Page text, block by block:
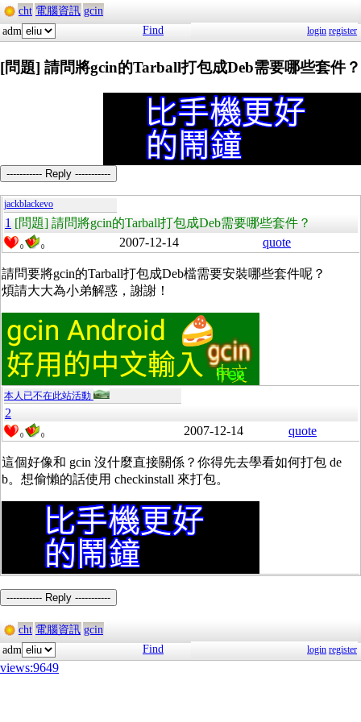
cht 電腦資訊 gcin
adm
Find login register
[問題] 請問將gcin的Tarball打包成Deb需要哪些套件？
----------- Reply -----------
jackblackevo
1 [問題] 請問將gcin的Tarball打包成Deb需要哪些套件？
0 0 2007-12-14 quote
請問要將gcin的Tarball打包成Deb檔需要安裝哪些套件呢？
煩請大大為小弟解惑，謝謝！
本人已不在此站活動
2
0 0 2007-12-14 quote
這個好像和 gcin 沒什麼直接關係？你得先去學看如何打包 de
b。想偷懶的話使用 checkinstall 來打包。
----------- Reply -----------
cht 電腦資訊 gcin
adm
Find login register
views:9649